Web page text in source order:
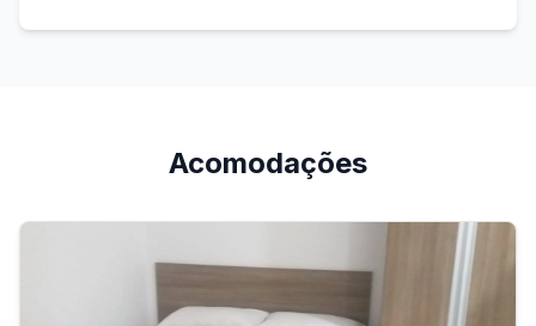
Acomodações